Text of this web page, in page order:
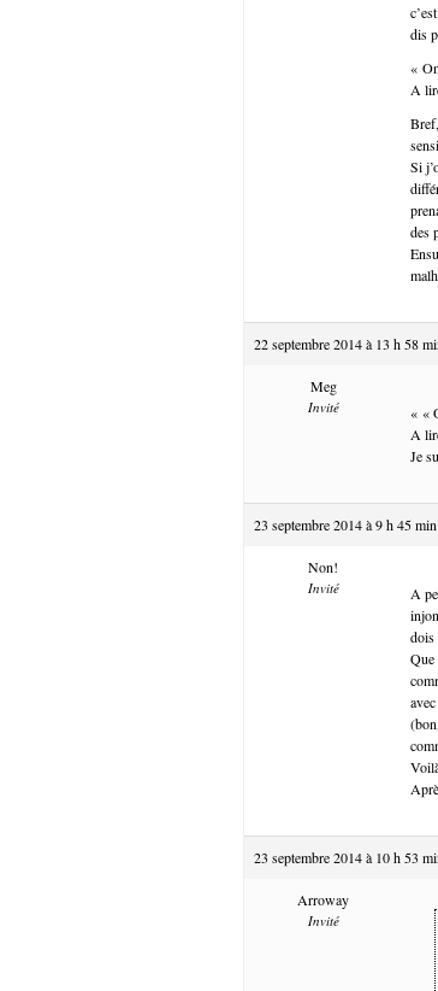
dis
«
A
Si
des
22 septembre 2014 à 13 h 58
Meg
Invité
« «
A
Je
23 septembre 2014 à 9 h 45 min
Non!
Invité
A
dois
Que
23 septembre 2014 à 10 h 53
Arroway
Invité